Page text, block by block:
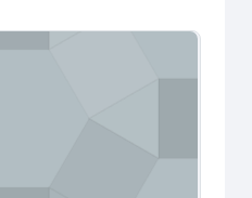
orientacional: enfoque